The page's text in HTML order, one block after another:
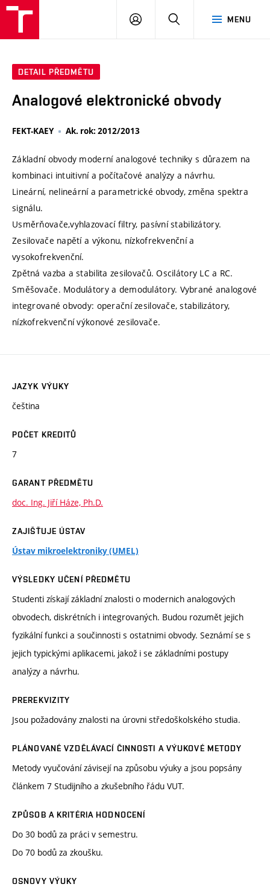
MENU
PŘIHLÁSIT
DETAIL PŘEDMĚTU
Analogové elektronické obvody
FEKT-KAEY Ak. rok: 2012/2013
Základní obvody moderní analogové techniky s důrazem na
kombinaci intuitivní a počítačové analýzy a návrhu.
Lineární, nelineární a parametrické obvody, změna spektra
signálu.
Usměrňovače,vyhlazovací filtry, pasívní stabilizátory.
Zesilovače napětí a výkonu, nízkofrekvenční a
vysokofrekvenční.
Zpětná vazba a stabilita zesilovačů. Oscilátory LC a RC.
Směšovače. Modulátory a demodulátory. Vybrané analogové
integrované obvody: operační zesilovače, stabilizátory,
nízkofrekvenční výkonové zesilovače.
JAZYK VÝUKY
čeština
POČET KREDITŮ
7
GARANT PŘEDMĚTU
doc. Ing. Jiří Háze, Ph.D.
ZAJIŠŤUJE ÚSTAV
Ústav mikroelektroniky (UMEL)
VÝSLEDKY UČENÍ PŘEDMĚTU
Studenti získají základní znalosti o modernich analogových
obvodech, diskrétních i integrovaných. Budou rozumět jejich
fyzikální funkci a součinnosti s ostatnimi obvody. Seznámí se s
jejich typickými aplikacemi, jakož i se základními postupy
analýzy a návrhu.
PREREKVIZITY
Jsou požadovány znalosti na úrovni středoškolského studia.
PLÁNOVANÉ VZDĚLÁVACÍ ČINNOSTI A VÝUKOVÉ METODY
Metody vyučování závisejí na způsobu výuky a jsou popsány
článkem 7 Studijního a zkušebního řádu VUT.
ZPŮSOB A KRITÉRIA HODNOCENÍ
Do 30 bodů za práci v semestru.
Do 70 bodů za zkoušku.
OSNOVY VÝUKY